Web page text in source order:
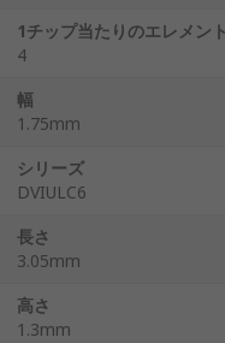
1チップ当たりのエレメン
4
幅
1.75mm
シリーズ
DVIULC6
長さ
3.05mm
高さ
1.3mm